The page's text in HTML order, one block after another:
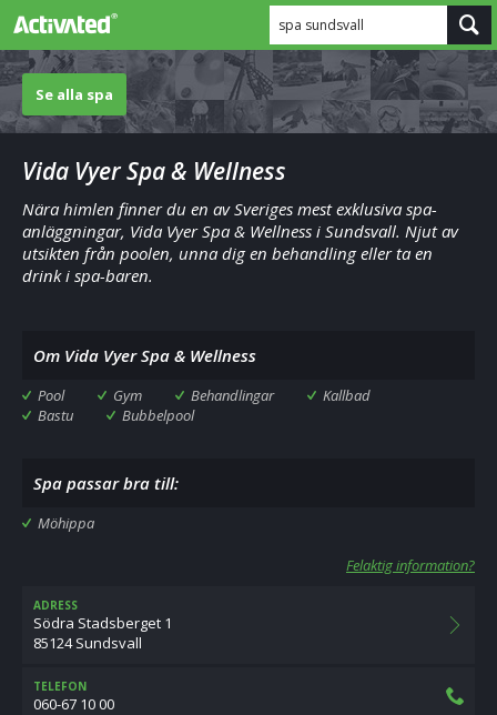
spa sundsvall
Se alla spa
Vida Vyer Spa & Wellness
Nära himlen finner du en av Sveriges mest exklusiva spa-
anläggningar, Vida Vyer Spa & Wellness i Sundsvall. Njut av
utsikten från poolen, unna dig en behandling eller ta en
drink i spa-baren.
Om Vida Vyer Spa & Wellness
Pool Gym Behandlingar
Kallbad
Bastu
Bubbelpool
Spa passar bra till:
Möhippa
Felaktig information?
ADRESS
Södra Stadsberget 1
85124 Sundsvall
TELEFON
060-67 10 00